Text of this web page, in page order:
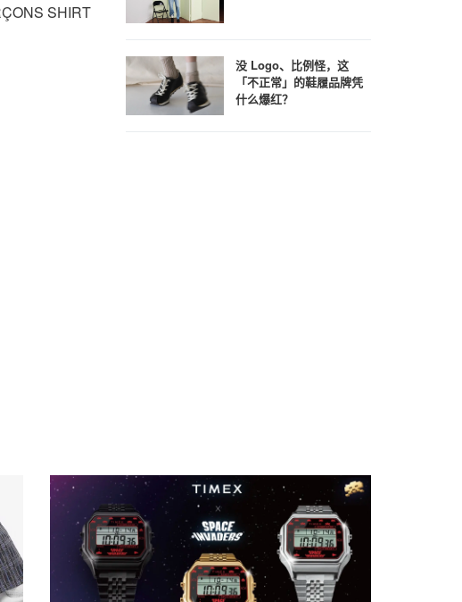
SHIRT
没 Logo、比例怪，这
「不正常」的鞋履品牌凭
什么爆红？